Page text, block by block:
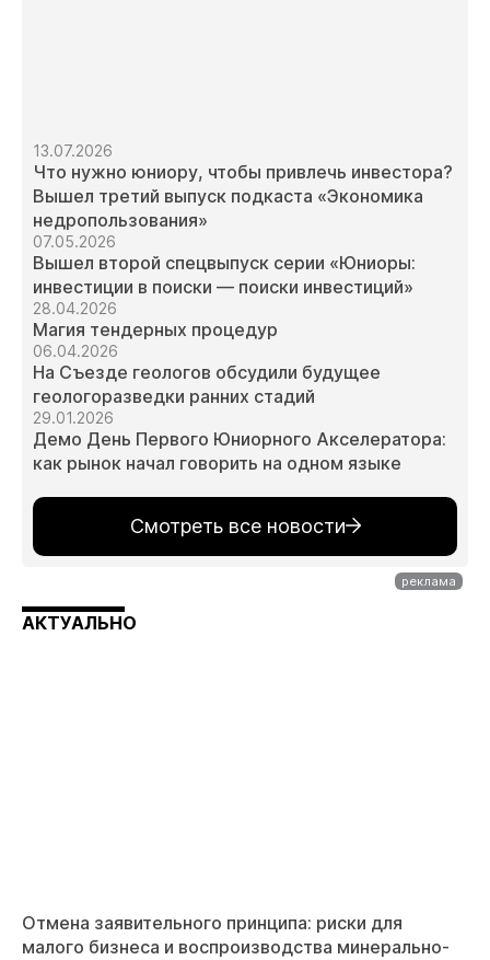
13.07.2026
Что нужно юниору, чтобы привлечь инвестора?
Вышел третий выпуск подкаста «Экономика
недропользования»
07.05.2026
Вышел второй спецвыпуск серии «Юниоры:
инвестиции в поиски — поиски инвестиций»
28.04.2026
Магия тендерных процедур
06.04.2026
На Съезде геологов обсудили будущее
геологоразведки ранних стадий
29.01.2026
Демо День Первого Юниорного Акселератора:
как рынок начал говорить на одном языке
Смотреть все новости
АКТУАЛЬНО
Отмена заявительного принципа: риски для
малого бизнеса и воспроизводства минерально-